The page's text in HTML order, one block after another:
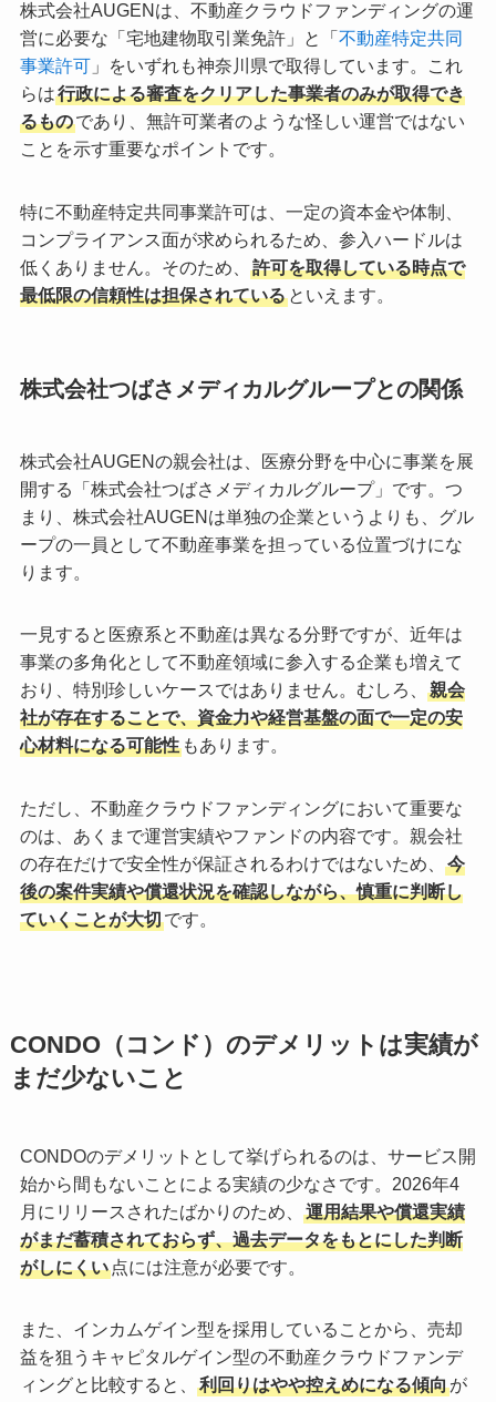
株式会社AUGENは、不動産クラウドファンディングの運
営に必要な「宅地建物取引業免許」と「 不動産特定共同
事業許可」をいずれも神奈川県で取得しています。これ
らは行政による審査をクリアした事業者のみが取得でき
るものであり、無許可業者のような怪しい運営ではない
ことを示す重要なポイントです。
特に不動産特定共同事業許可は、一定の資本金や体制、
コンプライアンス面が求められるため、参入ハードルは
低くありません。そのため、
許可を取得している時点で
最低限の信頼性は担保されているといえます。
株式会社つばさメディカルグループとの関係
株式会社AUGENの親会社は、医療分野を中心に事業を展
開する「株式会社つばさメディカルグループ」です。つ
まり、株式会社AUGENは単独の企業というよりも、グル
ープの一員として不動産事業を担っている位置づけにな
ります。
一見すると医療系と不動産は異なる分野ですが、近年は
事業の多角化として不動産領域に参入する企業も増えて
おり、特別珍しいケースではありません。むしろ、
親会
社が存在することで、資金力や経営基盤の面で一定の安
心材料になる可能性もあります。
ただし、不動産クラウドファンディングにおいて重要な
のは、あくまで運営実績やファンドの内容です。親会社
の存在だけで安全性が保証されるわけではないため、
今
後の案件実績や償還状況を確認しながら、慎重に判断し
ていくことが大切です。
CONDO（コンド）のデメリットは実績が
まだ少ないこと
CONDOのデメリットとして挙げられるのは、サービス開
始から間もないことによる実績の少なさです。2026年4
月にリリースされたばかりのため、
運用結果や償還実績
がまだ蓄積されておらず、過去データをもとにした判断
がしにくい点には注意が必要です。
また、インカムゲイン型を採用していることから、売却
益を狙うキャピタルゲイン型の不動産クラウドファンデ
ィングと比較すると、
利回りはやや控えめになる傾向が